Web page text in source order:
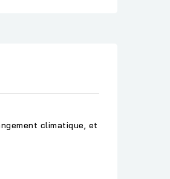
climatique, et